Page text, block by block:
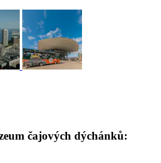
čajových dýchánků: